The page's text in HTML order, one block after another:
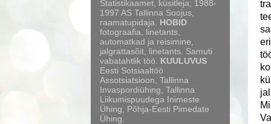
Statistikaamet, küsitleja; 1988-
1997 AS Tallinna Soojus,
raamatupidaja. HOBID
fotograafia, linetants,
automatkad ja reisimine,
jalgrattasõit, linetants. Samuti
vabatahtlik töö. KUULUVUS
Eesti Sotsiaaltöö
Assotsiatsioon, Tallinna
Invaspordiühing, Tallinna
Liikumispuudega Inimeste
Ühing, Põhja-Eesti Pimedate
Ühing.